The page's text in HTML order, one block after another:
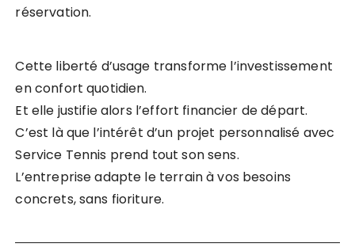
réservation.
Cette liberté d’usage transforme l’investissement
en confort quotidien.
Et elle justifie alors l’effort financier de départ.
C’est là que l’intérêt d’un projet personnalisé avec
Service Tennis prend tout son sens.
L’entreprise adapte le terrain à vos besoins
concrets, sans fioriture.